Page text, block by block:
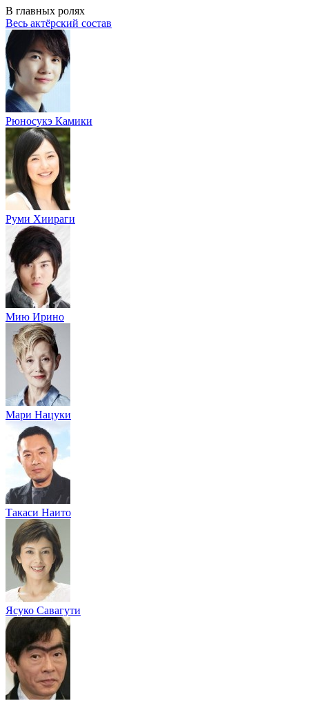
В главных ролях
Весь актёрский состав
Рюносукэ Камики
Руми Хиираги
Мию Ирино
Мари Нацуки
Такаси Наито
Ясуко Савагути